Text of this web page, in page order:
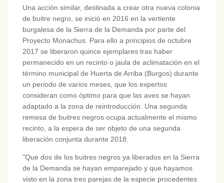
Una acción similar, destinada a crear otra nueva colonia
de buitre negro, se inició en 2016 en la vertiente
burgalesa de la Sierra de la Demanda por parte del
Proyecto Monachus. Para ello a principios de octubre
2017 se liberaron quince ejemplares tras haber
permanecido en un recinto o jaula de aclimatación en el
término municipal de Huerta de Arriba (Burgos) durante
un periodo de varios meses, que los expertos
consideran como óptimo para que las aves se hayan
adaptado a la zona de reintroducción. Una segunda
remesa de buitres negros ocupa actualmente el mismo
recinto, a la espera de ser objeto de una segunda
liberación conjunta durante 2018.
"Que dos de los buitres negros ya liberados en la Sierra
de la Demanda se hayan emparejado y que hayamos
visto en la zona tres parejas de la especie procedentes